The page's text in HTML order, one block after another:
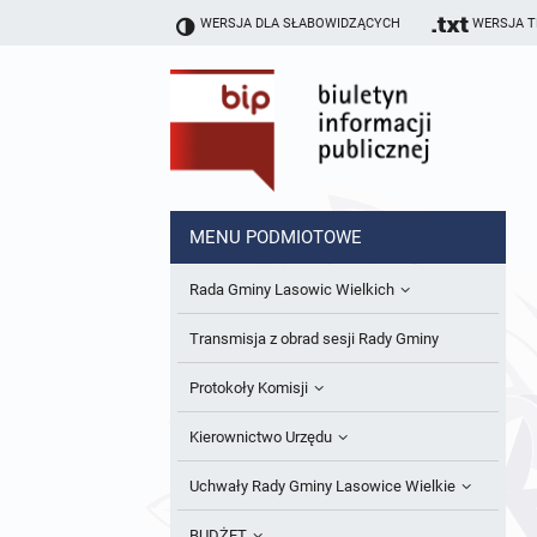
WERSJA DLA SŁABOWIDZĄCYCH WERSJA
MENU PODMIOTOWE
Rada Gminy Lasowic Wielkich
Sesje Rady Gminy
Skład Rady Gminy
Interpelacje i Zapytania Radnych
Komisje Rady Gminy i informacja o
Transmisja z obrad sesji Rady Gminy
Protokoły Komisji
Komisja Budżetu i Finansów
Komisja Oświatowa
Kierownictwo Urzędu
Wójt
Uchwały Rady Gminy Lasowice Wielkie